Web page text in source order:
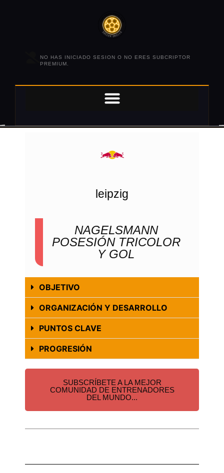
NO HAS INICIADO SESION O NO ERES SUBCRIPTOR
PREMIUM.
leipzig
NAGELSMANN
POSESIÓN TRICOLOR
Y GOL
OBJETIVO
ORGANIZACIÓN Y DESARROLLO
PUNTOS CLAVE
PROGRESIÓN
SUBSCRÍBETE A LA MEJOR
COMUNIDAD DE ENTRENADORES
DEL MUNDO...